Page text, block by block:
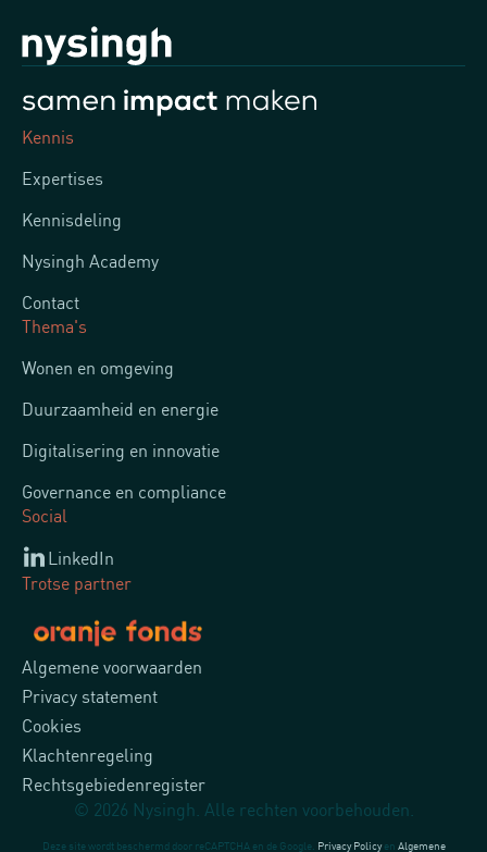
Kennis
Expertises
Kennisdeling
Nysingh Academy
Contact
Thema's
Wonen en omgeving
Duurzaamheid en energie
Digitalisering en innovatie
Governance en compliance
Social
LinkedIn
Trotse partner
Algemene voorwaarden
Privacy statement
Cookies
Klachtenregeling
Rechtsgebiedenregister
© 2026 Nysingh. Alle rechten voorbehouden.
Deze site wordt beschermd door reCAPTCHA en de Google. Privacy Policyen Algemene